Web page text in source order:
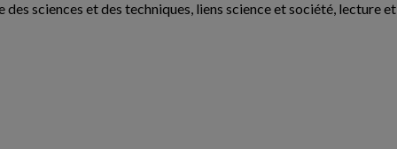
sciences et des techniques, liens science et société, lecture et